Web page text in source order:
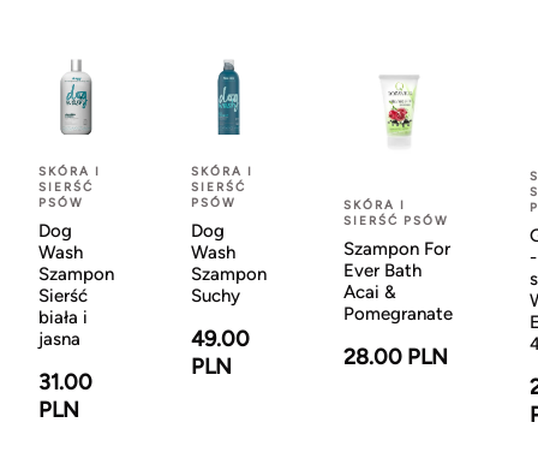
SKÓRA I
SIERŚĆ
PSÓW
Dog
Wash
Szampon
Sierść
biała i
jasna
31.00
PLN
SKÓRA I
SIERŚĆ
PSÓW
Dog
Wash
Szampon
Suchy
49.00
PLN
SKÓRA I
SIERŚĆ PSÓW
Szampon For
Ever Bath
Acai &
Pomegranate
28.00 PLN
-